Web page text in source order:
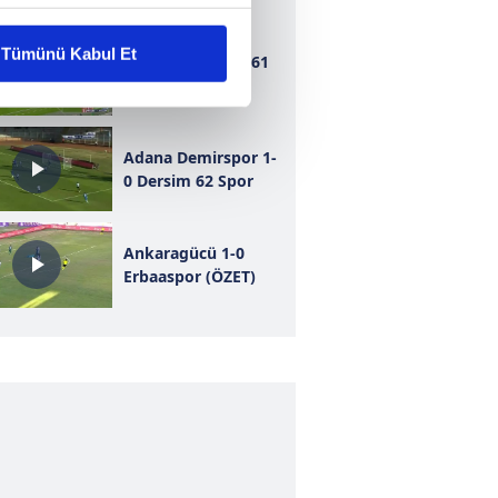
karşılamak
kullanılmaktadır. Bu
sunulması
ve sizlere yönelik
detaylı bilgi için Ayarlar
ve sitemizde ilgili
Tümünü Kabul EtBursaspor 1-1 1461
Trabzon
Adana Demirspor 1-
0 Dersim 62 Spor
Ankaragücü 1-0
Erbaaspor (ÖZET)